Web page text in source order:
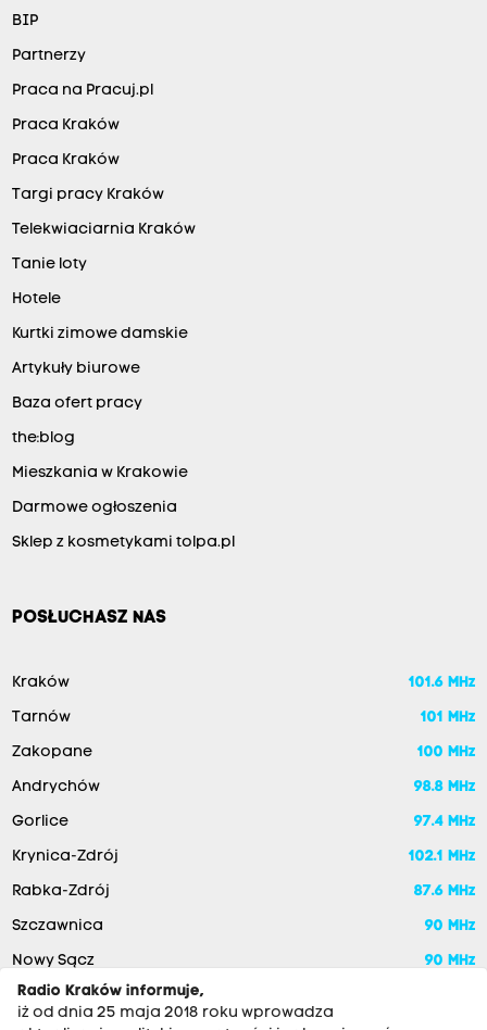
BIP
Partnerzy
Praca na Pracuj.pl
Praca Kraków
Praca Kraków
Targi pracy Kraków
Telekwiaciarnia Kraków
Tanie loty
Hotele
Kurtki zimowe damskie
Artykuły biurowe
Baza ofert pracy
the:blog
Mieszkania w Krakowie
Darmowe ogłoszenia
Sklep z kosmetykami tolpa.pl
POSŁUCHASZ NAS
Kraków 101.6 MHz
Tarnów 101 MHz
Zakopane 100 MHz
Andrychów 98.8 MHz
Gorlice 97.4 MHz
Krynica-Zdrój 102.1 MHz
Rabka-Zdrój 87.6 MHz
Szczawnica 90 MHz
Nowy Sącz
90 MHz
Radio Kraków informuje,
iż od dnia 25 maja 2018 roku wprowadza